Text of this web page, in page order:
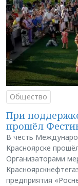
Общество
При
прошёл
В честь
Красноярске
Организаторами
предприятия